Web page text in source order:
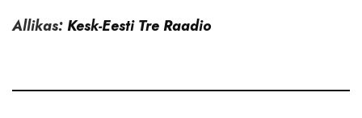
Allikas:Kesk-Eesti Tre Raadio